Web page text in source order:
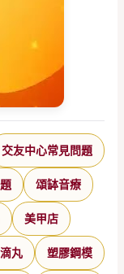
交友中心常見問題
頌缽音療
美甲店
丸 塑膠鋼模